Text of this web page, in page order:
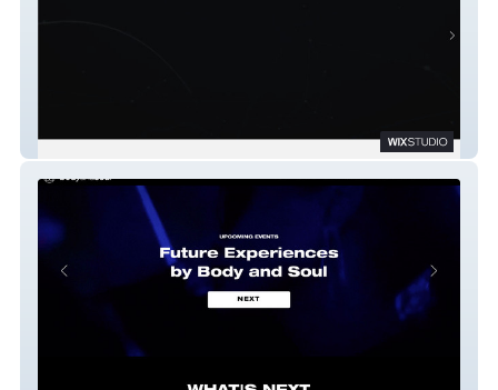
Alex Stewart